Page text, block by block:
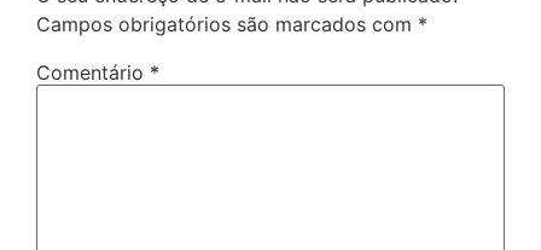
Campos obrigatórios são marcados com *
Comentário *